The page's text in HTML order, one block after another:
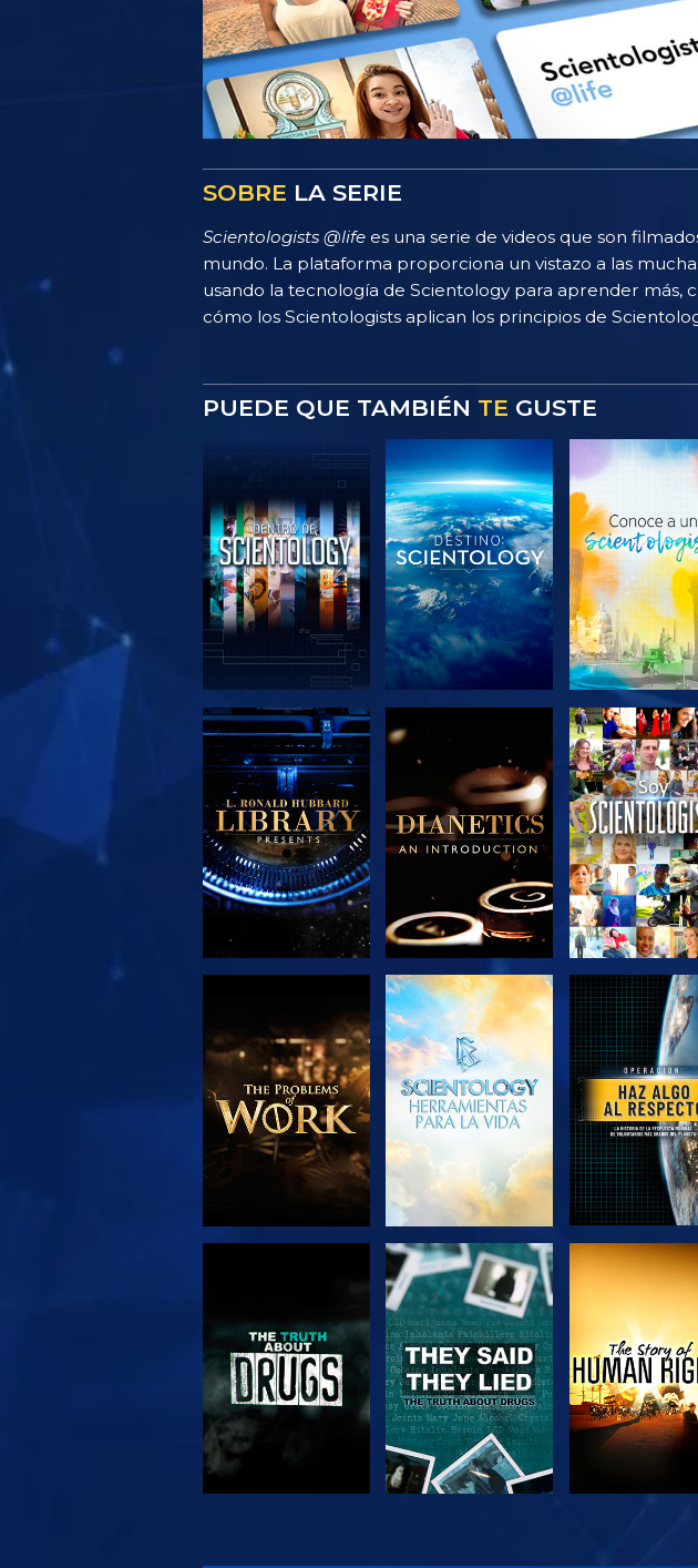
SOBRE LA SERIE
Scientologists @life es una serie de videos que son
mundo. La plataforma proporciona un vistazo a las
usando la tecnología de Scientology para aprender más,
cómo los Scientologists aplican los principios de
PUEDE QUE TAMBIÉN TE GUSTE
EXPLORA LAS
SERIES
EXPLORA LAS
SERIES
EXPLORA
SERIES
EXPLORA LAS
SERIES
VE
EXPLORA
SERIES
VE